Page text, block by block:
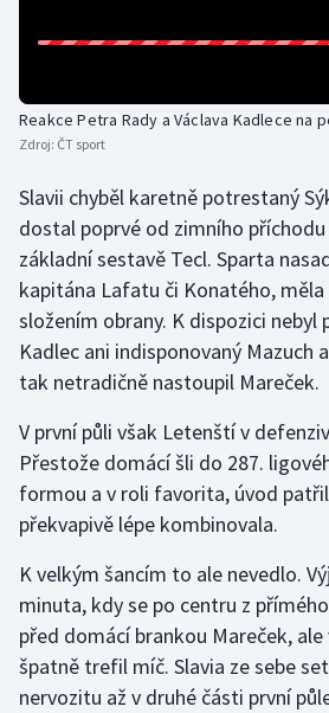
Plavání
Plážový volejbal
Rychlobruslení
Rychlostní kanoistika
Short track
Sportovní střelba
Stolní tenis
Triatlon
Veslování
Vodní slalom
Volejbal
Reakce Petra Rady a Václava Kadlece na
Zdroj: ČT sport
Slavii chyběl karetně potrestaný
dostal poprvé od zimního
základní sestavě Tecl. Sparta
kapitána Lafatu či Konatého,
složením obrany. K dispozici nebyl
Kadlec ani indisponovaný Mazuch
tak netradičně nastoupil Mareček.
V první půli však Letenští v
Přestože domácí šli do 287.
formou a v roli favorita, úvod
překvapivě lépe kombinovala.
K velkým šancím to ale nevedlo.
minuta, kdy se po centru z
před domácí brankou Mareček,
špatně trefil míč. Slavia ze sebe
nervozitu až v druhé části první